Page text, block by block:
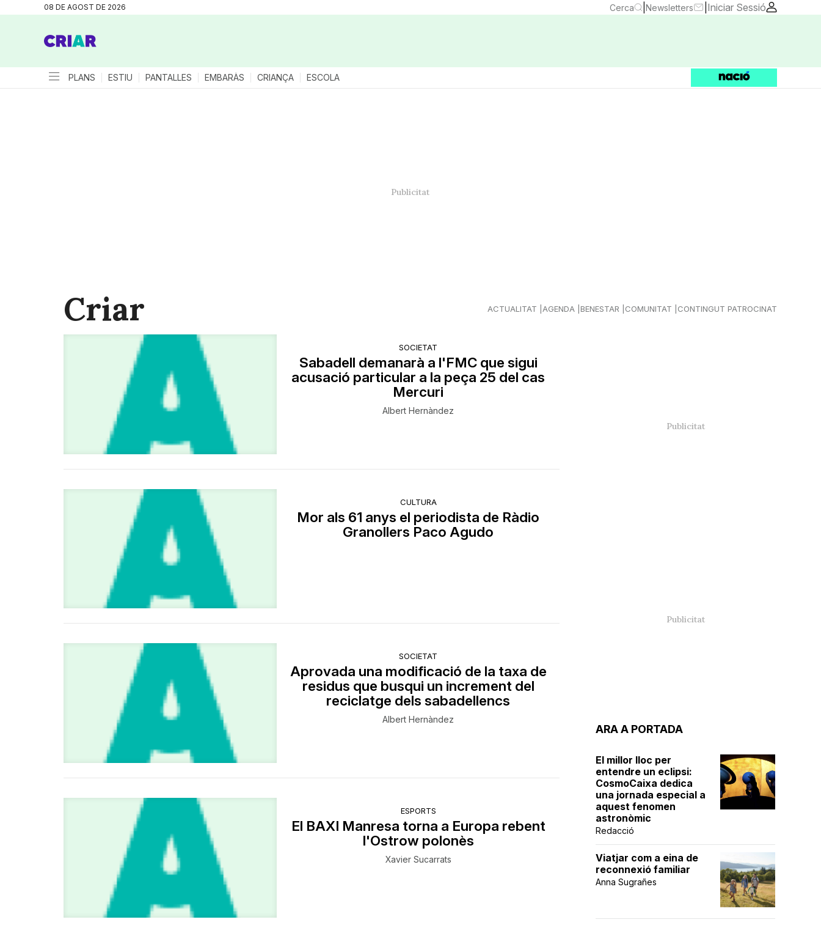
08 DE AGOST DE 2026 Cerca Newsletters Iniciar Sessió
PLANS ESTIU PANTALLES EMBARÀS CRIANÇA ESCOLA
Criar ACTUALITAT AGENDA BENESTAR COMUNITAT CONTINGUT PATROCINAT
SOCIETAT
Sabadell demanarà a l'FMC que sigui
acusació particular a la peça 25 del cas
Mercuri
Albert Hernàndez
CULTURA
Mor als 61 anys el periodista de Ràdio
Granollers Paco Agudo
SOCIETAT
Aprovada una modificació de la taxa de
residus que busqui un increment del
reciclatge dels sabadellencs
Albert Hernàndez
ESPORTS
El BAXI Manresa torna a Europa rebent
l'Ostrow polonès
Xavier Sucarrats
ARA A PORTADA
El millor lloc per
entendre un eclipsi:
CosmoCaixa dedica
una jornada especial a
aquest fenomen
astronòmic
Redacció
Viatjar com a eina de
reconnexió familiar
Anna Sugrañes